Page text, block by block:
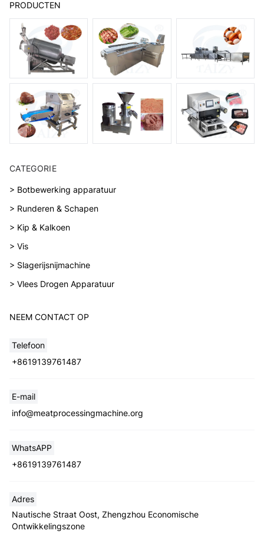
PRODUCTEN
CATEGORIE
> Botbewerking apparatuur
> Runderen & Schapen
> Kip & Kalkoen
> Vis
> Slagerijsnijmachine
> Vlees Drogen Apparatuur
NEEM CONTACT OP
Telefoon
+8619139761487
E-mail
info@meatprocessingmachine.org
WhatsAPP
+8619139761487
Adres
Nautische Straat Oost, Zhengzhou Economische
Ontwikkelingszone